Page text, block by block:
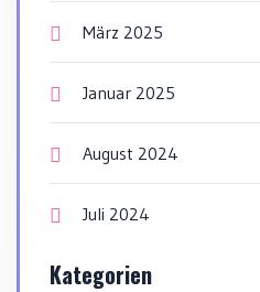
März 2025
Januar 2025
August 2024
Juli 2024
Kategorien